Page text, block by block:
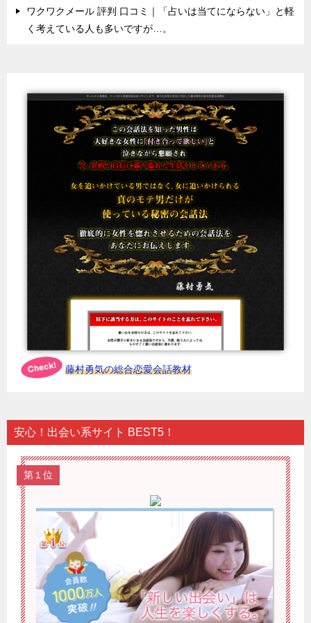
ワクワクメール 評判 口コミ｜「占いは当てにならない」と軽
く考えている人も多いですが…。
藤村勇気の総合恋愛会話教材
安心！出会い系サイト BEST5！
第１位